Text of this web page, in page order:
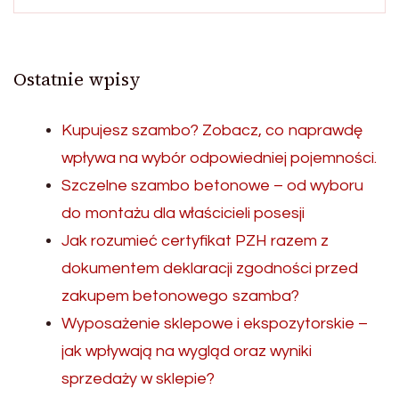
Ostatnie wpisy
Kupujesz szambo? Zobacz, co naprawdę
wpływa na wybór odpowiedniej pojemności.
Szczelne szambo betonowe – od wyboru
do montażu dla właścicieli posesji
Jak rozumieć certyfikat PZH razem z
dokumentem deklaracji zgodności przed
zakupem betonowego szamba?
Wyposażenie sklepowe i ekspozytorskie –
jak wpływają na wygląd oraz wyniki
sprzedaży w sklepie?